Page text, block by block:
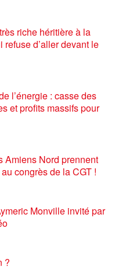
riche héritière à la
d’aller devant le
l’énergie : casse des
et profits massifs pour
Amiens Nord prennent
congrès de la CGT !
Monville invité par
?